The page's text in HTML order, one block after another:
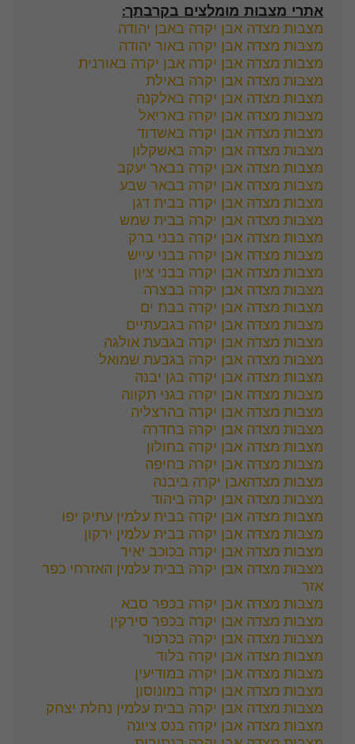
אתרי מצבות מומלצים בקרבתך:
מצבות מצדה אבן יקרה באבן יהודה
מצבות מצדה אבן יקרה באור יהודה
מצבות מצדה אבן יקרה אבן יקרה באורנית
מצבות מצדה אבן יקרה באילת
מצבות מצדה אבן יקרה באלקנה
מצבות מצדה אבן יקרה באריאל
מצבות מצדה אבן יקרה באשדוד
מצבות מצדה אבן יקרה באשקלון
מצבות מצדה אבן יקרה בבאר יעקב
מצבות מצדה אבן יקרה בבאר שבע
מצבות מצדה אבן יקרה בבית דגן
מצבות מצדה אבן יקרה בבית שמש
מצבות מצדה אבן יקרה בבני ברק
מצבות מצדה אבן יקרה בבני עייש
מצבות מצדה אבן יקרה בבני ציון
מצבות מצדה אבן יקרה בבצרה
מצבות מצדה אבן יקרה בבת ים
מצבות מצדה אבן יקרה בגבעתיים
מצבות מצדה אבן יקרה בגבעת אולגה
מצבות מצדה אבן יקרה בגבעת שמואל
מצבות מצדה אבן יקרה בגן יבנה
מצבות מצדה אבן יקרה בגני תקווה
מצבות מצדה אבן יקרה בהרצליה
מצבות מצדה אבן יקרה בחדרה
מצבות מצדה אבן יקרה בחולון
מצבות מצדה אבן יקרה בחיפה
מצבות מצדהאבן יקרה ביבנה
מצבות מצדה אבן יקרה ביהוד
מצבות מצדה אבן יקרה בבית עלמין עתיק יפו
מצבות מצדה אבן יקרה בבית עלמין ירקון
מצבות מצדה אבן יקרה בכוכב יאיר
מצבות מצדה אבן יקרה בבית עלמין האזרחי כפר
אזר
מצבות מצדה אבן יקרה בכפר סבא
מצבות מצדה אבן יקרה בכפר סירקין
מצבות מצדה אבן יקרה בכרכור
מצבות מצדה אבן יקרה בלוד
מצבות מצדה אבן יקרה במודיעין
מצבות מצדה אבן יקרה במונוסון
מצבות מצדה אבן יקרה בבית עלמין נחלת יצחק
מצבות מצדה אבן יקרה בנס ציונה